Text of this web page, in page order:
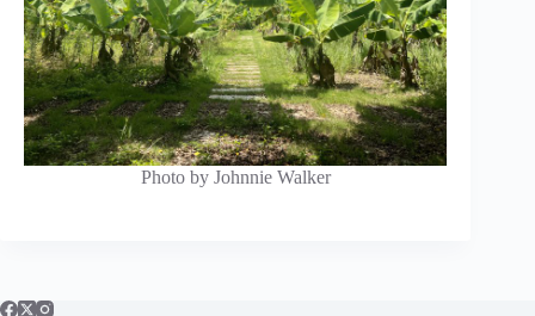
Photo by Johnnie Walker